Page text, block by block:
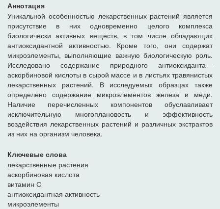
Аннотация
Уникальной особенностью лекарственных растений является
присутствие в них одновременно целого комплекса
биологически активных веществ, в том числе обладающих
антиоксидантной активностью. Кроме того, они содержат
микроэлементы, выполняющие важную биологическую роль.
Исследовано содержание природного антиоксиданта—
аскорбиновой кислоты в сырой массе и в листьях травянистых
лекарственных растений. В исследуемых образцах также
определено содержание микроэлементов железа и меди.
Наличие перечисленных компонентов обуславливает
исключительную многоплановость и эффективность
воздействия лекарственных растений и различных экстрактов
из них на организм человека.
Ключевые слова
лекарственные растения
аскорбиновая кислота
витамин С
антиоксидантная активность
микроэлементы